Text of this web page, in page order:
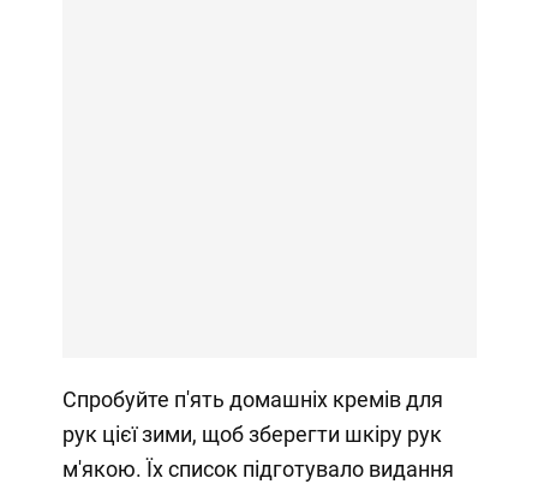
Спробуйте п'ять домашніх кремів для
рук цієї зими, щоб зберегти шкіру рук
м'якою. Їх список підготувало видання